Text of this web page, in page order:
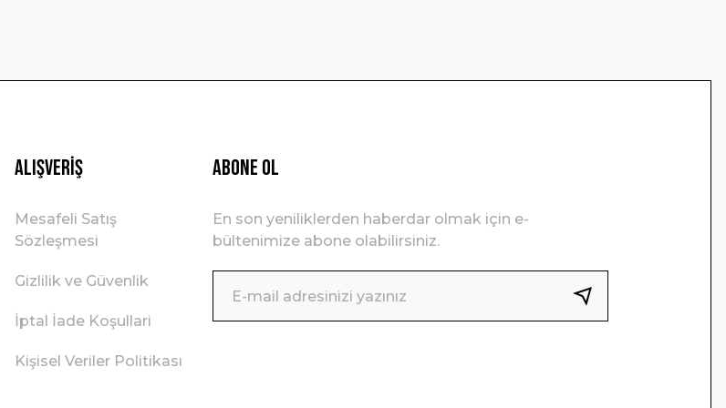
Alışveriş
Mesafeli Satış
Sözleşmesi
Gizlilik ve Güvenlik
İptal İade Koşullari
Kişisel Veriler Politikası
ABONE OL
En son yeniliklerden haberdar olmak için e-
bültenimize abone olabilirsiniz.